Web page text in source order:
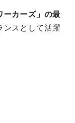
ーカーズ」の最
ンスとして活躍